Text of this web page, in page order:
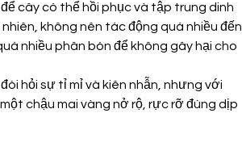
cây có thể hồi phục và tập trung dinh
không nên tác động quá nhiều đến
nhiều phân bón để không gây hại cho
hỏi sự tỉ mỉ và kiên nhẫn, nhưng với
chậu mai vàng nở rộ, rực rỡ đúng dịp